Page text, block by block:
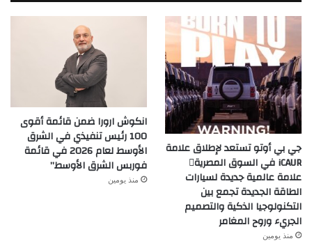
جي بي أوتو تستعد لإطلاق علامة
iCAUR في السوق المصرية
علامة عالمية جديدة لسيارات
الطاقة الجديدة تجمع بين
التكنولوجيا الذكية والتصميم
الجريء وروح المغامر
منذ يومين
انكوش ارورا ضمن قائمة أقوى
100 رئيس تنفيذي في الشرق
الأوسط لعام 2026 في قائمة
فوربس الشرق الأوسط”
منذ يومين